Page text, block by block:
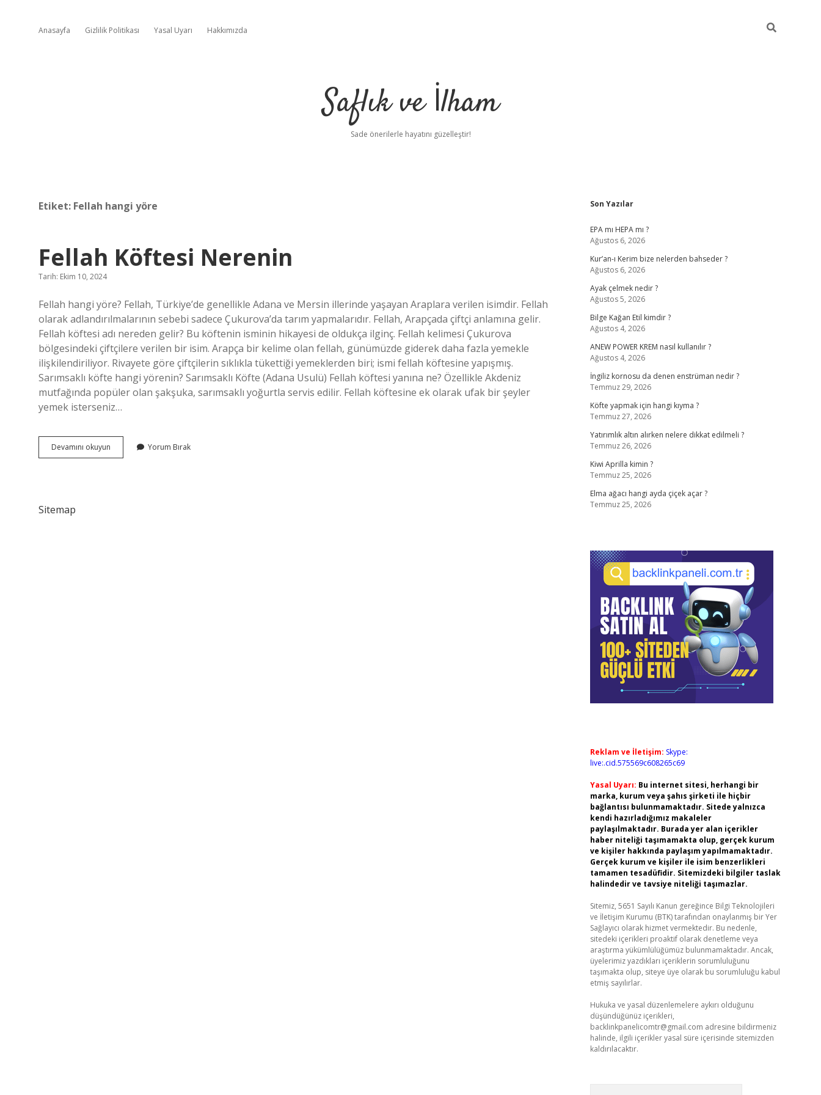
Anasayfa Gizlilik Politikası Yasal Uyarı Hakkımızda
Saflık ve İlham
Sade önerilerle hayatını güzelleştir!
Etiket: Fellah hangi yöre
Fellah Köftesi Nerenin
Tarih: Ekim 10, 2024
Fellah hangi yöre? Fellah, Türkiye’de genellikle Adana ve Mersin illerinde yaşayan Araplara verilen isimdir. Fellah
olarak adlandırılmalarının sebebi sadece Çukurova’da tarım yapmalarıdır. Fellah, Arapçada çiftçi anlamına gelir.
Fellah köftesi adı nereden gelir? Bu köftenin isminin hikayesi de oldukça ilginç. Fellah kelimesi Çukurova
bölgesindeki çiftçilere verilen bir isim. Arapça bir kelime olan fellah, günümüzde giderek daha fazla yemekle
ilişkilendiriliyor. Rivayete göre çiftçilerin sıklıkla tükettiği yemeklerden biri; ismi fellah köftesine yapışmış.
Sarımsaklı köfte hangi yörenin? Sarımsaklı Köfte (Adana Usulü) Fellah köftesi yanına ne? Özellikle Akdeniz
mutfağında popüler olan şakşuka, sarımsaklı yoğurtla servis edilir. Fellah köftesine ek olarak ufak bir şeyler
yemek isterseniz…
Devamını okuyun
Köftesi
Yorum Bırak
Sitemap
Sidebar
Son Yazılar
EPA mı HEPA mı ?
Ağustos 6, 2026
Kur’an-ı Kerim bize nelerden bahseder ?
Ağustos 6, 2026
Ayak çelmek nedir ?
Ağustos 5, 2026
Bilge Kağan Etil kimdir ?
Ağustos 4, 2026
ANEW POWER KREM nasıl kullanılır ?
Ağustos 4, 2026
İngiliz kornosu da denen enstrüman nedir ?
Temmuz 29, 2026
Köfte yapmak için hangi kıyma ?
Temmuz 27, 2026
Yatırımlık altın alırken nelere dikkat edilmeli ?
Temmuz 26, 2026
Kiwi Aprilla kimin ?
Temmuz 25, 2026
Elma ağacı hangi ayda çiçek açar ?
Temmuz 25, 2026
Reklam ve İletişim: Skype:
live:.cid.575569c608265c69
Yasal Uyarı: Bu internet sitesi, herhangi bir
marka, kurum veya şahıs şirketi ile hiçbir
bağlantısı bulunmamaktadır. Sitede yalnızca
kendi hazırladığımız makaleler
paylaşılmaktadır. Burada yer alan içerikler
haber niteliği taşımamakta olup, gerçek kurum
ve kişiler hakkında paylaşım yapılmamaktadır.
Gerçek kurum ve kişiler ile isim benzerlikleri
tamamen tesadüfidir. Sitemizdeki bilgiler taslak
halindedir ve tavsiye niteliği taşımazlar.
Sitemiz, 5651 Sayılı Kanun gereğince Bilgi Teknolojileri
ve İletişim Kurumu (BTK) tarafından onaylanmış bir Yer
Sağlayıcı olarak hizmet vermektedir. Bu nedenle,
sitedeki içerikleri proaktif olarak denetleme veya
araştırma yükümlülüğümüz bulunmamaktadır. Ancak,
üyelerimiz yazdıkları içeriklerin sorumluluğunu
taşımakta olup, siteye üye olarak bu sorumluluğu kabul
etmiş sayılırlar.
Hukuka ve yasal düzenlemelere aykırı olduğunu
düşündüğünüz içerikleri,
backlinkpanelicomtr@gmail.com adresine bildirmeniz
halinde, ilgili içerikler yasal süre içerisinde sitemizden
kaldırılacaktır.